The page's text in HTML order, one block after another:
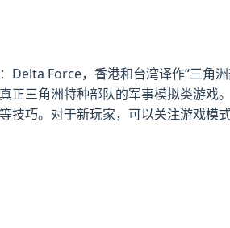
Delta Force，香港和台湾译作“三
正三角洲特种部队的军事模拟类游
技巧。对于新玩家，可以关注游戏模